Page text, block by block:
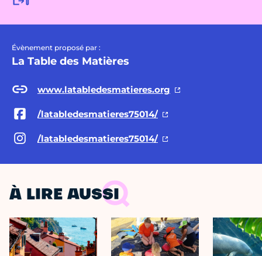
Évènement proposé par :
La Table des Matières
www.latabledesmatieres.org
/latabledesmatieres75014/
/latabledesmatieres75014/
À LIRE AUSSI